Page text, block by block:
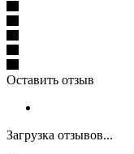
Оставить отзыв
Загрузка отзывов...